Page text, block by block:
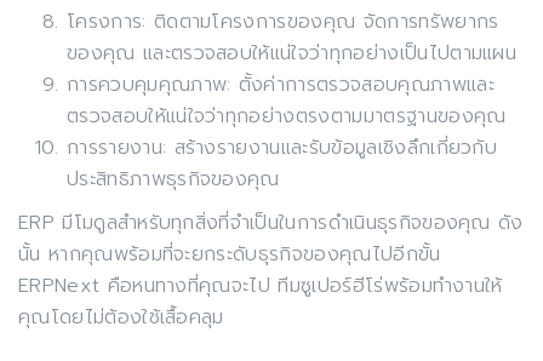
โครงการ: ติดตามโครงการของคุณ จัดการทรัพยากร
ของคุณ และตรวจสอบให้แน่ใจว่าทุกอย่างเป็นไปตามแผน
การควบคุมคุณภาพ: ตั้งค่าการตรวจสอบคุณภาพและ
ตรวจสอบให้แน่ใจว่าทุกอย่างตรงตามมาตรฐานของคุณ
การรายงาน: สร้างรายงานและรับข้อมูลเชิงลึกเกี่ยวกับ
ประสิทธิภาพธุรกิจของคุณ
ERP มีโมดูลสำหรับทุกสิ่งที่จำเป็นในการดำเนินธุรกิจของคุณ ดัง
นั้น หากคุณพร้อมที่จะยกระดับธุรกิจของคุณไปอีกขั้น
ERPNext คือหนทางที่คุณจะไป ทีมซูเปอร์ฮีโร่พร้อมทำงานให้
คุณโดยไม่ต้องใช้เสื้อคลุม